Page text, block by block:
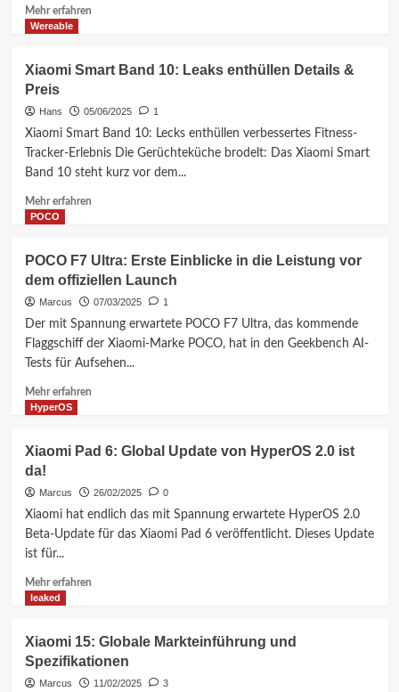
$40
Mehr erfahrenMehr
Pad
Pro:
High-
Tablet
mit
Wereable
Xiaomi Smart Band 10: Leaks enthüllen Details &
Preis
Hans 05/06/2025 1
Xiaomi Smart Band 10: Lecks enthüllen verbessertes Fitness-
Tracker-Erlebnis Die Gerüchteküche brodelt: Das Xiaomi Smart
Band 10 steht kurz vor dem...
Mehr erfahrenMehr
Smart
Band
10:
enthüllen
Details
&
POCO
POCO F7 Ultra: Erste Einblicke in die Leistung vor
dem offiziellen Launch
Marcus 07/03/2025 1
Der mit Spannung erwartete POCO F7 Ultra, das kommende
Flaggschiff der Xiaomi-Marke POCO, hat in den Geekbench AI-
Tests für Aufsehen...
Mehr erfahrenMehr
F7
Erste
Einblicke
die
HyperOS
Xiaomi Pad 6: Global Update von HyperOS 2.0 ist
da!
Marcus 26/02/2025 0
Xiaomi hat endlich das mit Spannung erwartete HyperOS 2.0
Beta-Update für das Xiaomi Pad 6 veröffentlicht. Dieses Update
ist für...
Mehr erfahrenMehr
Pad
6:
Global
leaked
Xiaomi 15: Globale Markteinführung und
Spezifikationen
Marcus 11/02/2025 3